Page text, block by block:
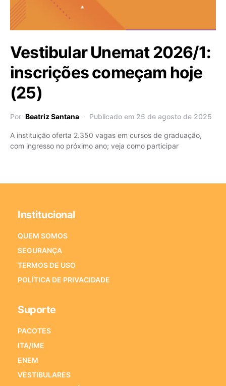
Vestibular Unemat 2026/1:
inscrições começam hoje
(25)
Por Beatriz Santana Publicado em 25 de agosto de 2025
A instituição oferta 2.350 vagas em cursos de graduação,
com ingresso no próximo ano; veja como participar
Institucional
QUEM SOMOS
SEGURANÇA
TERMOS DE USO
POLÍTICA DE PRIVACIDADE
Suporte
PACOTES
ITA/IME
ENEM
VESTIBULARES